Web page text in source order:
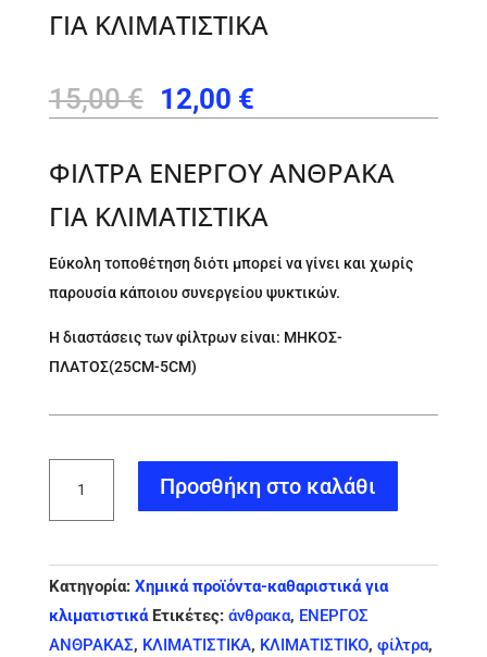
ΓΙΑ ΚΛΙΜΑΤΙΣΤΙΚΑ
15,00€ Original
price
was:
15,00 €.
12,00 €Η
τρέχουσα
τιμή
είναι:
12,00 €.
ΦΙΛΤΡΑ ΕΝΕΡΓΟΥ ΑΝΘΡΑΚΑ
ΓΙΑ ΚΛΙΜΑΤΙΣΤΙΚΑ
Εύκολη τοποθέτηση διότι μπορεί να γίνει και χωρίς
παρουσία κάποιου συνεργείου ψυκτικών.
Η διαστάσεις των φίλτρων είναι: ΜΗΚΟΣ-
ΠΛΑΤΟΣ(25CM-5CM)
ΕΝΕΡΓΟΥ
ΓΙΑ
ΚΛΙΜΑΤΙΣΤΙΚΑ
ποσότητα
Προσθήκη στο καλάθι
Κατηγορία: Χημικά προϊόντα-καθαριστικά για
κλιματιστικά Ετικέτες: άνθρακα, ΕΝΕΡΓΟΣ
ΑΝΘΡΑΚΑΣ, ΚΛΙΜΑΤΙΣΤΙΚΑ, ΚΛΙΜΑΤΙΣΤΙΚΟ, φίλτρα,